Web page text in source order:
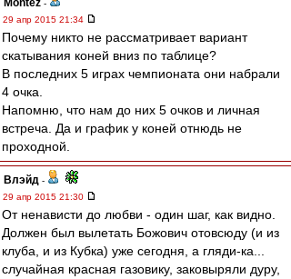
Montez -
29 апр 2015 21:34
Почему никто не рассматривает вариант
скатывания коней вниз по таблице?
В последних 5 играх чемпионата они набрали
4 очка.
Напомню, что нам до них 5 очков и личная
встреча. Да и график у коней отнюдь не
проходной.
Влэйд -
29 апр 2015 21:30
От ненависти до любви - один шаг, как видно.
Должен был вылетать Божович отовсюду (и из
клуба, и из Кубка) уже сегодня, а гляди-ка...
случайная красная газовику, заковыряли дуру,